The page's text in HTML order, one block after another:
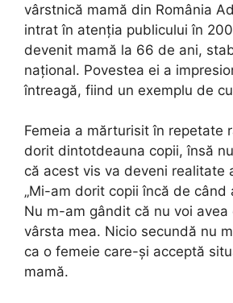
vârstnică mamă din România
intrat în atenția publicului în
devenit mamă la 66 de ani,
național. Povestea ei a
întreagă, fiind un exemplu de
Femeia a mărturisit în repetate
dorit dintotdeauna copii, însă
că acest vis va deveni realitate
„Mi-am dorit copii încă de
Nu m-am gândit că nu voi avea
vârsta mea. Nicio secundă nu
ca o femeie care-și acceptă
mamă.